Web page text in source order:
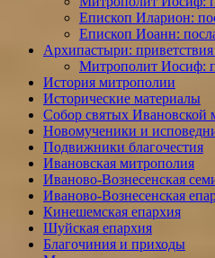
Епископ Иларион:
Епископ Иоанн:
Архипастыри:
Митрополит Иосиф:
История митрополии
Исторические материалы
Собор святых Ивановской
Новомученики и
Подвижники благочестия
Ивановская митрополия
Иваново-Вознесенская
Иваново-Вознесенская
Кинешемская епархия
Шуйская епархия
Благочиния и приходы